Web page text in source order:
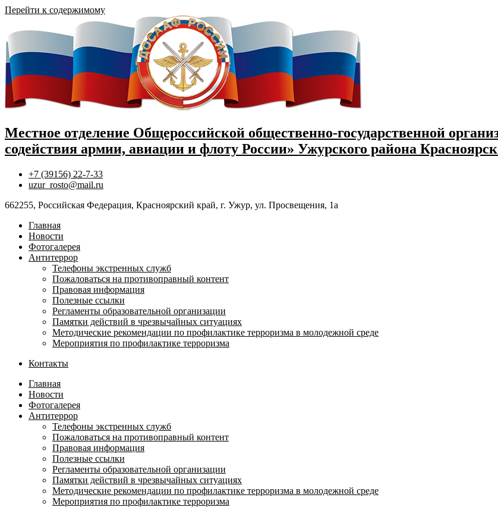
Перейти к содержимому
Местное отделение Общероссийской общественно-государственной
содействия армии, авиации и флоту России» Ужурского района
+7 (39156) 22-7-33
uzur_rosto@mail.ru
662255, Российская Федерация, Красноярский край, г. Ужур, ул. Просвещения, 1а
Главная
Новости
Фотогалерея
Антитеррор
Телефоны экстренных служб
Пожаловаться на противоправный контент
Правовая информация
Полезные ссылки
Регламенты образовательной организации
Памятки действий в чрезвычайных ситуациях
Методические рекомендации по профилактике терроризма в молодежной среде
Мероприятия по профилактике терроризма
Контакты
Главная
Новости
Фотогалерея
Антитеррор
Телефоны экстренных служб
Пожаловаться на противоправный контент
Правовая информация
Полезные ссылки
Регламенты образовательной организации
Памятки действий в чрезвычайных ситуациях
Методические рекомендации по профилактике терроризма в молодежной среде
Мероприятия по профилактике терроризма